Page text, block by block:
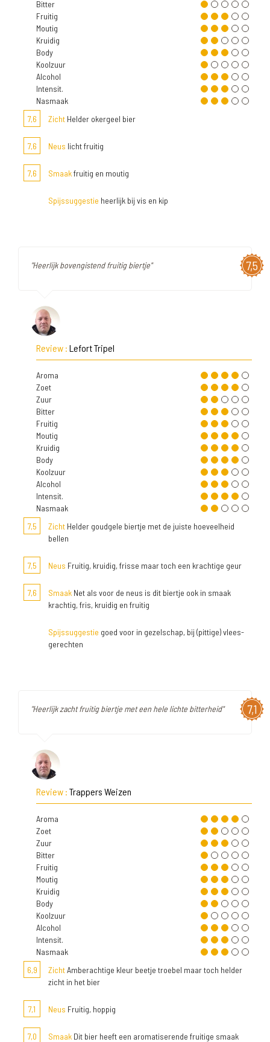
Bitter
Fruitig
Moutig
Kruidig
Body
Koolzuur
Alcohol
Intensit.
Nasmaak
7,6
Zicht Helder okergeel bier
7,6 Neus licht fruitig
7,6 Smaakfruitig en moutig
Spijssuggestie heerlijk bij vis en kip
7,5
"Heerlijk bovengistend fruitig biertje"
Review : Lefort Tripel
Aroma
Zoet
Zuur
Bitter
Fruitig
Moutig
Kruidig
Body
Koolzuur
Alcohol
Intensit.
Nasmaak
7,5
Zicht Helder goudgele biertje met de juiste hoeveelheid
bellen
7,5 Neus Fruitig, kruidig, frisse maar toch een krachtige geur
7,6 Smaak Net als voor de neus is dit biertje ook in smaak
krachtig, fris, kruidig en fruitig
Spijssuggestie goed voor in gezelschap, bij (pittige) vlees-
gerechten
7,1
"Heerlijk zacht fruitig biertje met een hele lichte bitterheid"
Review : Trappers Weizen
Aroma
Zoet
Zuur
Bitter
Fruitig
Moutig
Kruidig
Body
Koolzuur
Alcohol
Intensit.
Nasmaak
6,9
ZichtAmberachtige kleur beetje troebel maar toch helder
zicht in het bier
7,1 Neus Fruitig, hoppig
7,0 Smaak Dit bier heeft een aromatiserende fruitige smaak